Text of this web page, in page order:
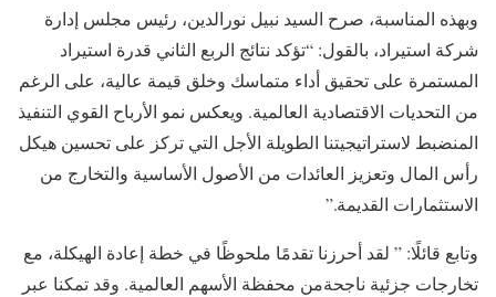
وبهذه المناسبة، صرح السيد نبيل نورالدين، رئيس مجلس إدارة
شركة استيراد، بالقول: “تؤكد نتائج الربع الثاني قدرة استيراد
المستمرة على تحقيق أداء متماسك وخلق قيمة عالية، على الرغم
من التحديات الاقتصادية العالمية. ويعكس نمو الأرباح القوي التنفيذ
المنضبط لاستراتيجيتنا الطويلة الأجل التي تركز على تحسين هيكل
رأس المال وتعزيز العائدات من الأصول الأساسية والتخارج من
الاستثمارات القديمة.”
وتابع قائلًا: ” لقد أحرزنا تقدمًا ملحوظًا في خطة إعادة الهيكلة، مع
تخارجات جزئية ناجحةمن محفظة الأسهم العالمية. وقد تمكنا عبر